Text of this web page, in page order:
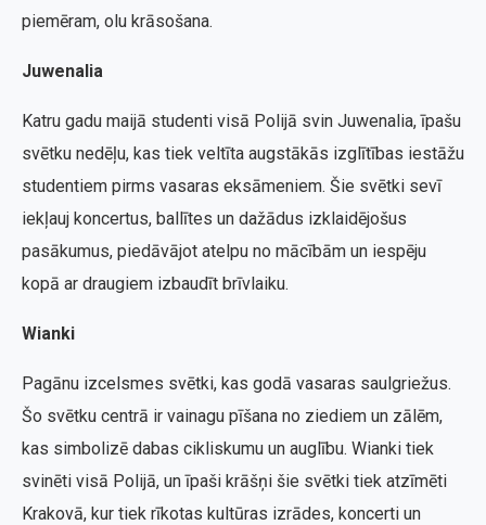
piemēram, olu krāsošana.
Juwenalia
Katru gadu maijā studenti visā Polijā svin Juwenalia, īpašu
svētku nedēļu, kas tiek veltīta augstākās izglītības iestāžu
studentiem pirms vasaras eksāmeniem. Šie svētki sevī
iekļauj koncertus, ballītes un dažādus izklaidējošus
pasākumus, piedāvājot atelpu no mācībām un iespēju
kopā ar draugiem izbaudīt brīvlaiku.
Wianki
Pagānu izcelsmes svētki, kas godā vasaras saulgriežus.
Šo svētku centrā ir vainagu pīšana no ziediem un zālēm,
kas simbolizē dabas cikliskumu un auglību. Wianki tiek
svinēti visā Polijā, un īpaši krāšņi šie svētki tiek atzīmēti
Krakovā, kur tiek rīkotas kultūras izrādes, koncerti un